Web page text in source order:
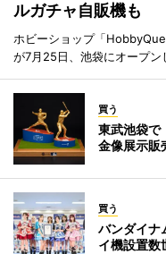
ルガチャ自販機も
ホビーショップ「
が7月25日、池袋にオープン
買う
東武池袋
金像展示販
買う
バンダイナ
イ機設置数